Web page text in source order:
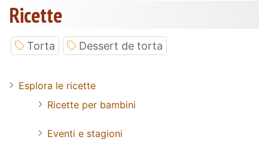
Ricette
Torta Dessert de torta
Esplora le ricette
Ricette per bambini
Eventi e stagioni